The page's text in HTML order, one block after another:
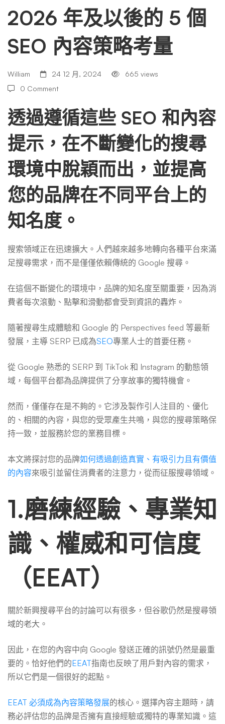
後
的
5
個
SEO
內
容
策
略
考
量
2026 年及以後的 5 個
SEO 內容策略考量
William 24 12 月, 2024
665 views
0 Comment
透過遵循這些 SEO 和內容
提示，在不斷變化的搜尋
環境中脫穎而出，並提高
您的品牌在不同平台上的
知名度。
搜索領域正在迅速擴大。人們越來越多地轉向各種平台來滿
足搜尋需求，而不是僅僅依賴傳統的 Google 搜尋。
在這個不斷變化的環境中，品牌的知名度至關重要，因為消
費者每次滾動、點擊和滑動都會受到資訊的轟炸。
隨著搜尋生成體驗和 Google 的 Perspectives feed 等最新
發展，主導 SERP 已成為SEO專業人士的首要任務。
從 Google 熟悉的 SERP 到 TikTok 和 Instagram 的動態領
域，每個平台都為品牌提供了分享故事的獨特機會。
然而，僅僅存在是不夠的。它涉及製作引人注目的、優化
的、相關的內容，與您的受眾產生共鳴，與您的搜尋策略保
持一致，並服務於您的業務目標。
本文將探討您的品牌如何透過創造真實、有吸引力且有價值
的內容來吸引並留住消費者的注意力，從而征服搜尋領域。
1.磨練經驗、專業知
識、權威和可信度
（EEAT）
關於新興搜尋平台的討論可以有很多，但谷歌仍然是搜尋領
域的老大。
因此，在您的內容中向 Google 發送正確的訊號仍然是最重
要的。恰好他們的EEAT指南也反映了用戶對內容的需求，
所以它們是一個很好的起點。
EEAT 必須成為內容策略發展的核心。選擇內容主題時，請
務必評估您的品牌是否擁有直接經驗或獨特的專業知識。這